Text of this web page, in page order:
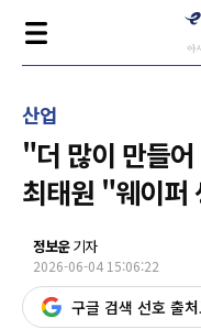
산업
"더 많이 만들
최태원 "웨이퍼
정보운기자
2026-06-04 15:06:22
구글 검색 선호 출